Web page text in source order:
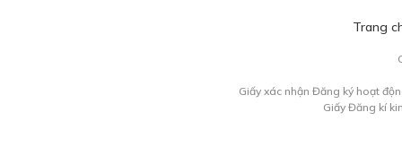
Trang
Giấy xác nhận Đăng ký hoạt
Giấy Đăng kí